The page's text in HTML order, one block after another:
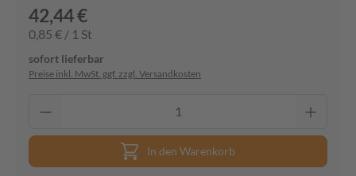
42,44 €
0,85 € / 1 St
sofort lieferbar
Preise inkl. MwSt. ggf. zzgl. Versandkosten
In den Warenkorb